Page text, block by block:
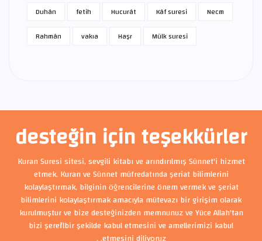
Duhân
fetih Hucurât Kâf suresi
Necm
Rahmân
vakıa Haşr Mülk suresi
desteğin için teşekkürler
Kuran Suresi sitesi, sevgili kitabı ve arındırılmış Sünnet'i hizmet
etmek, Kuran ve Sünnet müfredatında şeriat bilimlerini
kolaylaştırmak, bilginin öğrencilerine önem vermek ve şeriat
bilimlerini kolaylaştırmak amacıyla mütevazı bir girişim olarak
kurulmuştur ve bize desteğinizden memnunuz ve Yüce Allah'tan
bizi şerefli bir şekilde kabul etmesini ve amellerimizi kabul